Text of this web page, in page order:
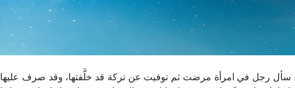
سأل رجل في امرأة مرضت ثم توفيت عن تركة قد خلَّفتها، وقد صرف عليها